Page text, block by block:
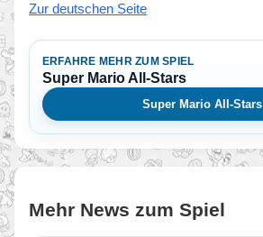
Zur deutschen Seite
ERFAHRE MEHR ZUM SPIEL
Super Mario All-Stars
Super Mario All-Stars
Mehr News zum Spiel